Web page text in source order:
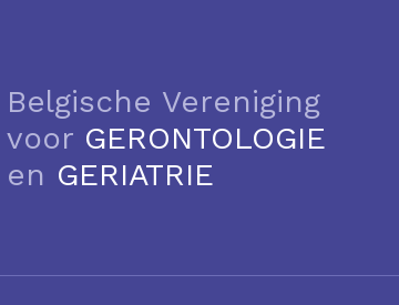
Belgische Vereniging
voor GERONTOLOGIE
en GERIATRIE